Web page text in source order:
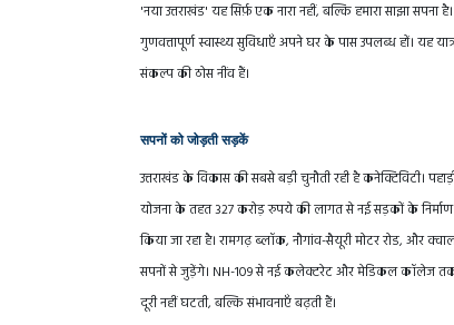
'नया उत्तराखंड' यह सिर्फ़ एक नारा नहीं, बल्कि हमारा साझा
गुणवत्तापूर्ण स्वास्थ्य सुविधाएँ अपने घर के पास उपलब्ध हों। यह
संकल्प की ठोस नींव हैं।
सपनों को जोड़ती सड़कें
उत्तराखंड के विकास की सबसे बड़ी चुनौती रही है कनेक्टिविटी।
योजना के तहत 327 करोड़ रुपये की लागत से नई सड़कों के निर्माण
किया जा रहा है। रामगढ़ ब्लॉक, नौगांव-सैयूरी मोटर रोड, और
सपनों से जुड़ेंगे। NH-109 से नई कलेक्टरेट और मेडिकल कॉलेज तक
दूरी नहीं घटती, बल्कि संभावनाएँ बढ़ती हैं।